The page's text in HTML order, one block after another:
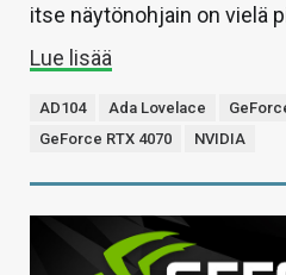
itse näytönohjain on vielä
Lue lisää
AD104 Ada Lovelace
GeForce RTX 4070
NVIDIA